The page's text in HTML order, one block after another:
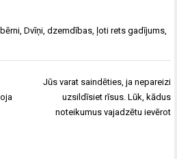
bērni,Dvīņi,dzemdības, ļoti rets gadījums,
Jūs varat saindēties, ja nepareizi
uzsildīsiet rīsus. Lūk, kādus
noteikumus vajadzētu ievērot